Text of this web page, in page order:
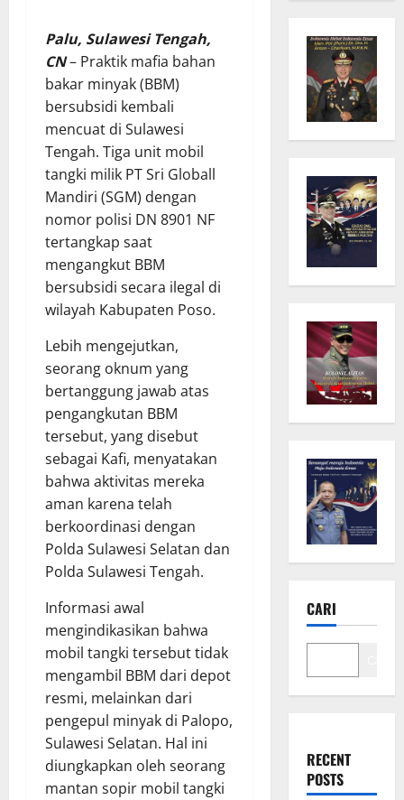
Palu, Sulawesi Tengah,
CN– Praktik mafia bahan
bakar minyak (BBM)
bersubsidi kembali
mencuat di Sulawesi
Tengah. Tiga unit mobil
tangki milik PT Sri Globall
Mandiri (SGM) dengan
nomor polisi DN 8901 NF
tertangkap saat
mengangkut BBM
bersubsidi secara ilegal di
wilayah Kabupaten Poso.
Lebih mengejutkan,
seorang oknum yang
bertanggung jawab atas
pengangkutan BBM
tersebut, yang disebut
sebagai Kafi, menyatakan
bahwa aktivitas mereka
aman karena telah
berkoordinasi dengan
Polda Sulawesi Selatan dan
Polda Sulawesi Tengah.
Informasi awal
mengindikasikan bahwa
mobil tangki tersebut tidak
mengambil BBM dari depot
resmi, melainkan dari
pengepul minyak di Palopo,
Sulawesi Selatan. Hal ini
diungkapkan oleh seorang
mantan sopir mobil tangki
CARI
RECENT
POSTS